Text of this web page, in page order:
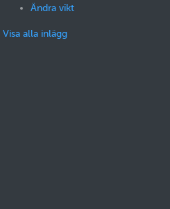
Ändra vikt
Visa alla inlägg